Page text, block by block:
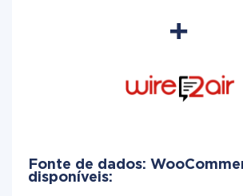
Fonte de dados:
disponíveis: